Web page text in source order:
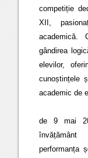
competiție
XII,
academică.
gândirea
elevilor,
cunoștințele
academic de
Etapa
de 9 mai
performanța